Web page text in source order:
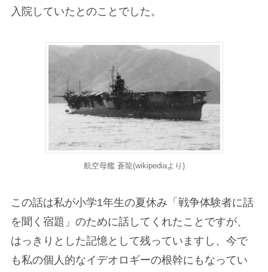
入院していたとのことでした。
航空母艦 蒼龍(wikipediaより)
この話は私が小学1年生の夏休み「戦争体験者に話
を聞く宿題」のために話してくれたことですが、
はっきりとした記憶として残っていますし、今で
も私の個人的なイデオロギーの根幹にもなってい